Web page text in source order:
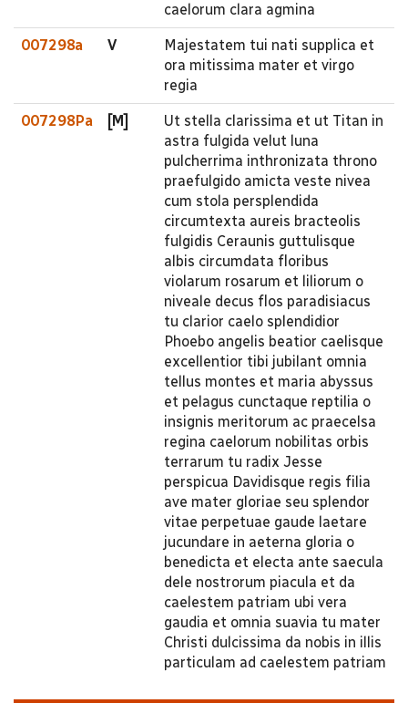
caelorum clara agmina
007298a V
Majestatem tui nati supplica et
ora mitissima mater et virgo
regia
007298Pa [M]
Ut stella clarissima et ut Titan in
astra fulgida velut luna
pulcherrima inthronizata throno
praefulgido amicta veste nivea
cum stola persplendida
circumtexta aureis bracteolis
fulgidis Ceraunis guttulisque
albis circumdata floribus
violarum rosarum et liliorum o
niveale decus flos paradisiacus
tu clarior caelo splendidior
Phoebo angelis beatior caelisque
excellentior tibi jubilant omnia
tellus montes et maria abyssus
et pelagus cunctaque reptilia o
insignis meritorum ac praecelsa
regina caelorum nobilitas orbis
terrarum tu radix Jesse
perspicua Davidisque regis filia
ave mater gloriae seu splendor
vitae perpetuae gaude laetare
jucundare in aeterna gloria o
benedicta et electa ante saecula
dele nostrorum piacula et da
caelestem patriam ubi vera
gaudia et omnia suavia tu mater
Christi dulcissima da nobis in illis
particulam ad caelestem patriam